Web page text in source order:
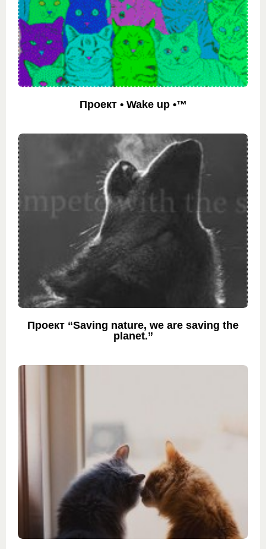
Проект • Wake up •™
Проект “Saving nature, we are saving the
planet.”